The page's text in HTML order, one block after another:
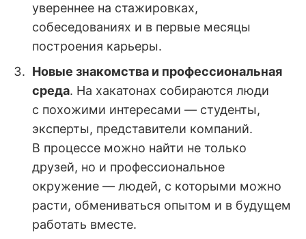
увереннее на стажировках,
собеседованиях и в первые месяцы
построения карьеры.
Новые знакомства и профессиональная
среда. На хакатонах собираются люди
с похожими интересами — студенты,
эксперты, представители компаний.
В процессе можно найти не только
друзей, но и профессиональное
окружение — людей, с которыми можно
расти, обмениваться опытом и в будущем
работать вместе.